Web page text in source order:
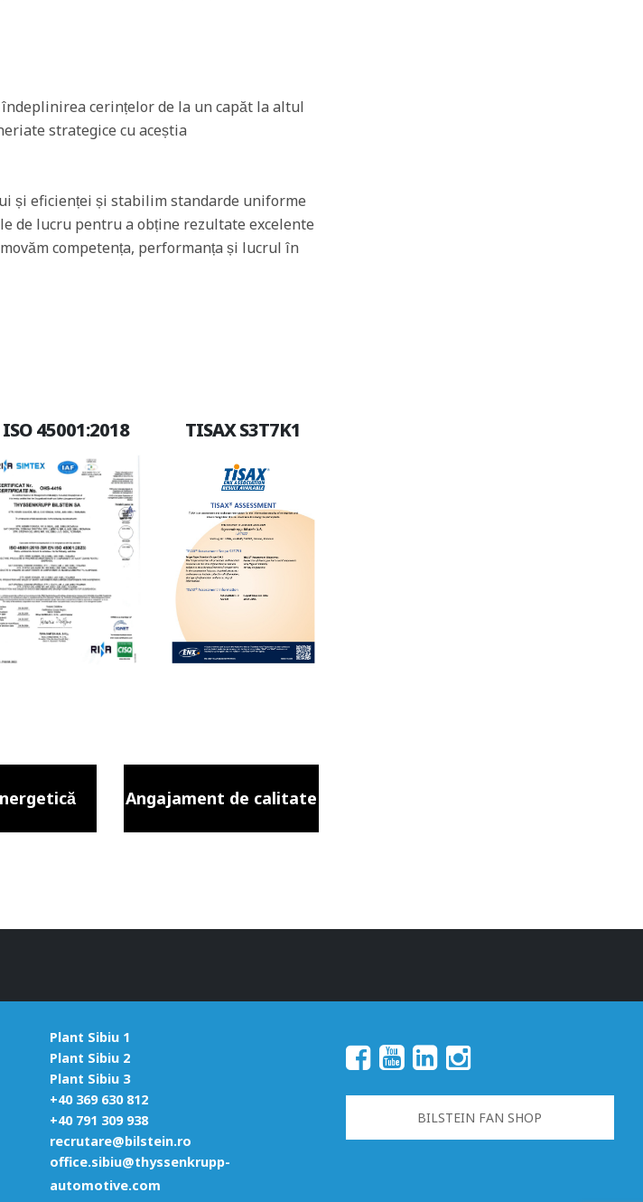
cerințelor de la un capăt la altul
strategice cu aceștia
și eficienței și stabilim standarde uniforme
de lucru pentru a obține rezultate excelente
competența, performanța și lucrul în
ISO 45001:2018 TISAX S3T7K1
Angajament de calitate
Plant Sibiu 1
Plant Sibiu 2
Plant Sibiu 3
+40 369 630 812
+40 791 309 938
recrutare@bilstein.ro
office.sibiu@thyssenkrupp-
automotive.com
BILSTEIN FAN SHOP